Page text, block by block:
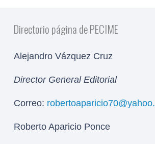
Directorio página de PECIME
Alejandro Vázquez Cruz
Director General Editorial
Correo:
Roberto Aparicio Ponce